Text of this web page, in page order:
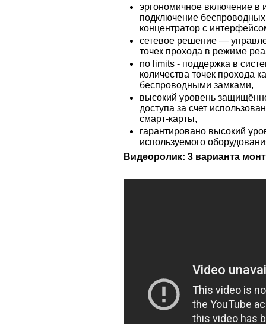
эргономичное включение в
подключение
концентратор с
сетевое решение —
точек прохода в режиме
no limits - поддержка в
количества точек прохода
беспроводными замками,
высокий уровень
доступа за счет
смарт-карты,
гарантировано высокий
используемого
Видеоролик: 3 варианта